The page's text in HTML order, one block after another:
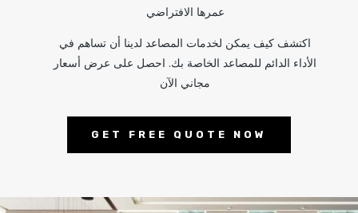
عمرها الافتراضي
اكتشف كيف يمكن لخدمات المصاعد لدينا أن تساهم في
الأداء الدائم للمصاعد الخاصة بك. احصل على عرض أسعار
مجاني الآن
GET FREE QUOTE NOW